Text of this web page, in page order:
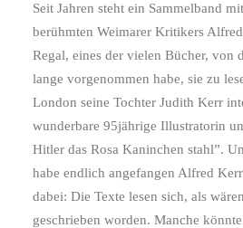
NEWS
HUNDERT
Seit Jahren steht ein Sammelband
berühmten Weimarer Kritikers
Regal, eines der vielen Bücher, von
lange vorgenommen habe, sie zu
London seine Tochter Judith Kerr
wunderbare 95jährige Illustratorin
Hitler das Rosa Kaninchen stahl”.
habe endlich angefangen Alfred
dabei: Die Texte lesen sich, als
geschrieben worden. Manche